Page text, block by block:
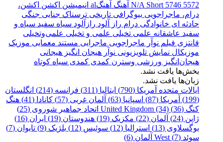
5572
5746
N/A Short آهنگ آهنگal انیمیشن اکشن اکشن،
درام، ماجراجویی بیوگرافی تاریخی ترسناک جنایی جنگی
حادثه ای خانوادگی درام راز آلود رازآلود سیاه سفید سیاه و
سفید عاشقانه علمی تخیلی علمی و تخیلی علمی‌و‌تخیلی
فانتزی فیلم نوآر ماجراجویی ماجرایی مستند معمایی موزیک
موزیکال نمایش تلویزیونی نوآر هیجان انگیز هیجانی
هیجان‌انگیز ورزشی وسترن کمدی کمدی سیاه کوتاه
بخش‌ها یافت نشد.
زبان‌ها یافت نشد.
ایالات متحده آمریکا (790)
ایتالیا (311) فرانسه (214)
انگلستان
(199)
آمریکا (87) اسپانیا (63) آلمان غربی (57) کانادا (41)
هنگ
کنگ (36)
United Kingdom (34) اتحاد جماهیر شوروی (25)
ژاپن (24)
آلمان (22) مکزیک (19) هندوستان (19)
ایران (16)
یوگسلاوی (13)
استرالیا (12) سوئیس (12) بلژیک (9)
تایوان (7)
سوئد (7)
West آلمان (6)